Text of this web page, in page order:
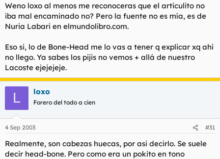
Weno loxo al menos me reconoceras que el articulito no
iba mal encaminado no? Pero la fuente no es mía, es de
Nuria Labari en elmundolibro.com.
Eso si, lo de Bone-Head me lo vas a tener q explicar xq ahí
no llego. Ya sabes los pijis no vemos + allá de nuestro
Lacoste ejejejeje.
L loxo
Forero del todo a cien
4 Sep 2003 #31
Realmente, son cabezas huecas, por asi decirlo. Se suele
decir head-bone. Pero como era un pokito en tono